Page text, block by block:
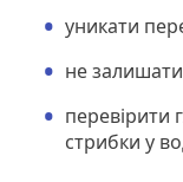
уникати
не
перевірити
стрибки у